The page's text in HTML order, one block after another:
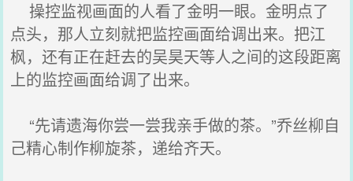
操控监视画面的人看了金明一眼。金明点了
点头，那人立刻就把监控画面给调出来。把江
枫，还有正在赶去的吴昊天等人之间的这段距离
上的监控画面给调了出来。
“先请遗海你尝一尝我亲手做的茶。”乔丝柳自
己精心制作柳旋茶，递给齐天。